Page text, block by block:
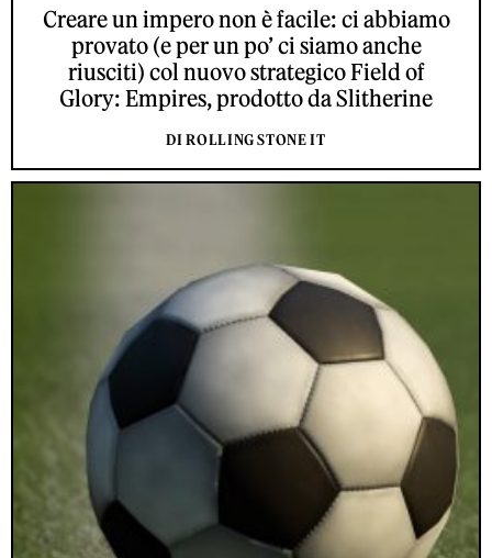
Creare un impero non è facile: ci abbiamo
provato (e per un po’ ci siamo anche
riusciti) col nuovo strategico Field of
Glory: Empires, prodotto da Slitherine
DI ROLLING STONE IT